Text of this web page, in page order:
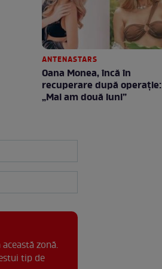
ANTENASTARS
Oana Monea, încă în
recuperare după operație:
„Mai am două luni”
zonă.
tip de